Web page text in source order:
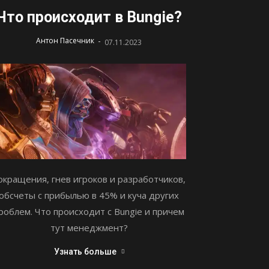
происходит в Bungie?
Антон Пасечник - 07.11.2023
гнев игроков и разработчиков,
с прибылью в 45% и куча других
Что происходит с Bungie и причем
тут менеджмент?
Узнать больше